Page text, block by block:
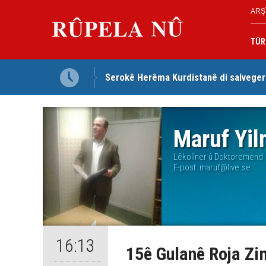
Serokê Herêma Kurdistanê di
Tirkiye, Pakistan û Erebistana Siûdî
Maruf
Lêkolîner û Doktoremend
E-post: maruf@live.se
16:13 15ê Gulanê Roja